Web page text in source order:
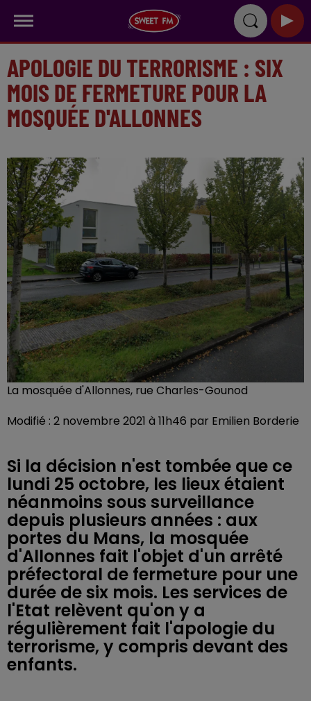
APOLOGIE DU TERRORISME : SIX
MOIS DE FERMETURE POUR LA
MOSQUÉE D'ALLONNES
La mosquée d'Allonnes, rue Charles-Gounod
Modifié : 2 novembre 2021 à 11h46 par Emilien Borderie
Si la décision n'est tombée que ce
lundi 25 octobre, les lieux étaient
néanmoins sous surveillance
depuis plusieurs années : aux
portes du Mans, la mosquée
d'Allonnes fait l'objet d'un arrêté
préfectoral de fermeture pour une
durée de six mois. Les services de
l'Etat relèvent qu'on y a
régulièrement fait l'apologie du
terrorisme, y compris devant des
enfants.